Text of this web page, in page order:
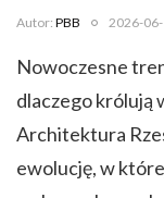
Autor: PBB 2026-
Nowoczesne
dlaczego królują
Architektura
ewolucję, w